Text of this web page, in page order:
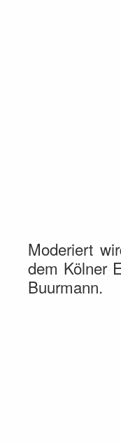
Moderiert
dem Kölner
Buurmann.